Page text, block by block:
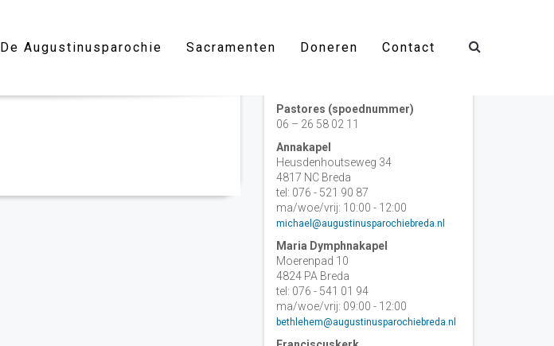
De Augustinusparochie Sacramenten Doneren Contact
Pastores (spoednummer)
06 – 26 58 02 11
Annakapel
Heusdenhoutseweg 34
4817 NC Breda
tel: 076 - 521 90 87
ma/woe/vrij: 10:00 - 12:00
michael@augustinusparochiebreda.nl
Maria Dymphnakapel
Moerenpad 10
4824 PA Breda
tel: 076 - 541 01 94
ma/woe/vrij: 09:00 - 12:00
bethlehem@augustinusparochiebreda.nl